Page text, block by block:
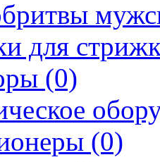
для
(0)
(0)